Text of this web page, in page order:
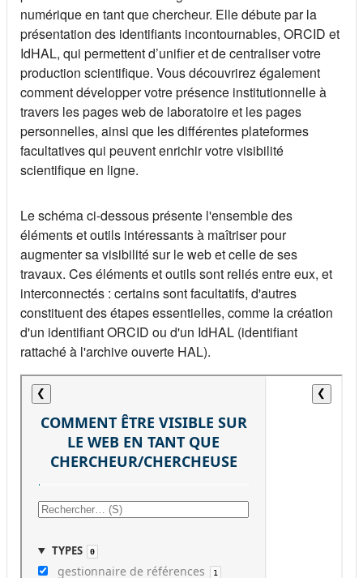
numérique en tant que chercheur. Elle débute par la
présentation des identifiants incontournables, ORCID et
IdHAL, qui permettent d’unifier et de centraliser votre
production scientifique. Vous découvrirez également
comment développer votre présence institutionnelle à
travers les pages web de laboratoire et les pages
personnelles, ainsi que les différentes plateformes
facultatives qui peuvent enrichir votre visibilité
scientifique en ligne.
Le schéma ci-dessous présente l'ensemble des
éléments et outils intéressants à maîtriser pour
augmenter sa visibilité sur le web et celle de ses
travaux. Ces éléments et outils sont reliés entre eux, et
interconnectés : certains sont facultatifs, d'autres
constituent des étapes essentielles, comme la création
d'un identifiant ORCID ou d'un IdHAL (identifiant
rattaché à l'archive ouverte HAL).